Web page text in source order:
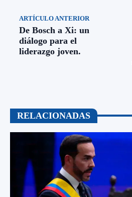
ARTÍCULO ANTERIOR
De Bosch a Xi: un
diálogo para el
liderazgo joven.
RELACIONADAS